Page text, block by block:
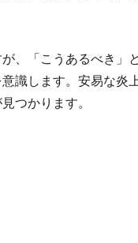
、「こうあるべき」
識します。安易な炎
つかります。